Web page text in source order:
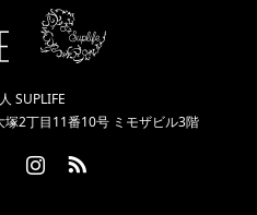
SUPLIFE
2丁目11番10号 ミモザビル3階